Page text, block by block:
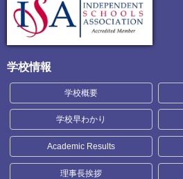
学校情報
学校概要
学校早わかり
Academic Results
理事長挨拶